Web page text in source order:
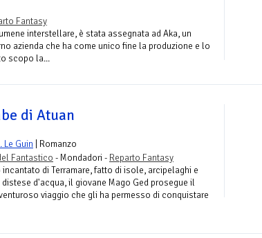
Fantasy
interstellare, è stata assegnata ad Aka, un
azienda che ha come unico fine la produzione e lo
scopo la...
di Atuan
Le Guin | Romanzo
Fantastico - Mondadori - Reparto Fantasy
incantato di Terramare, fatto di isole, arcipelaghi e
d'acqua, il giovane Mago Ged prosegue il
viaggio che gli ha permesso di conquistare